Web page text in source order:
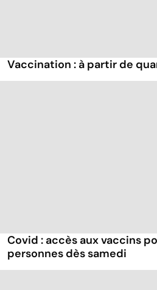
Vaccination : à partir de
Covid : accès aux vaccins
personnes dès samedi